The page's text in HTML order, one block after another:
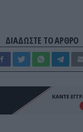
ΔΙΑΔΩΣΤΕ ΤΟ ΑΡΘΡΟ